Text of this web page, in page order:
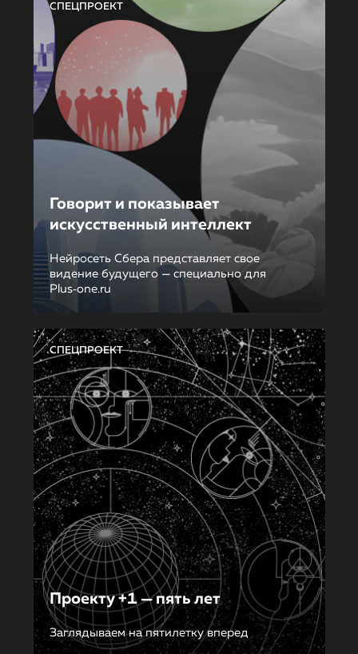
СПЕЦПРОЕКТ
Говорит и показывает
искусственный интеллект
Нейросеть Сбера представляет свое
видение будущего — специально для
Plus‑one.ru
СПЕЦПРОЕКТ
Проекту +1 — пять лет
Заглядываем на пятилетку вперед